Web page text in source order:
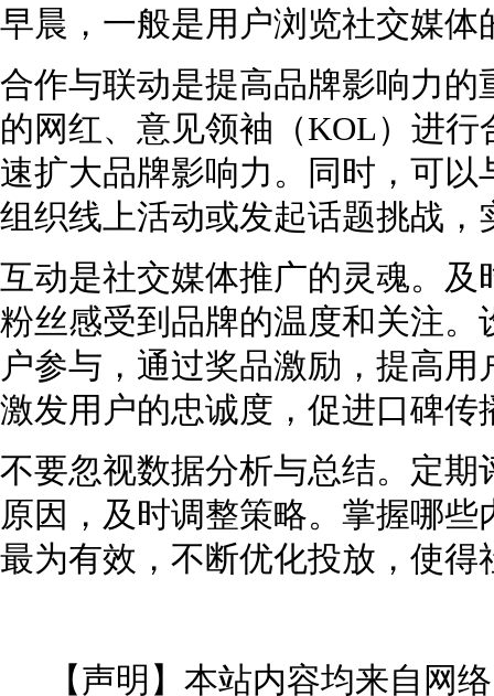
早晨，一般是用户浏览社交媒体
合作与联动是提高品牌影响力
的网红、意见领袖（KOL）进
速扩大品牌影响力。同时，可
组织线上活动或发起话题挑战，
互动是社交媒体推广的灵魂。
粉丝感受到品牌的温度和关注
户参与，通过奖品激励，提高
激发用户的忠诚度，促进口碑传
不要忽视数据分析与总结。定
原因，及时调整策略。掌握哪
最为有效，不断优化投放，使
【声明】本站内容均来自网